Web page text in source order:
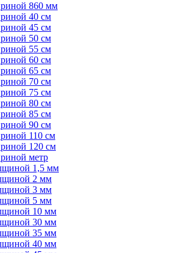
860 мм
40 см
45 см
50 см
55 см
60 см
65 см
70 см
75 см
80 см
85 см
90 см
110 см
120 см
метр
1,5 мм
2 мм
3 мм
5 мм
10 мм
30 мм
35 мм
40 мм